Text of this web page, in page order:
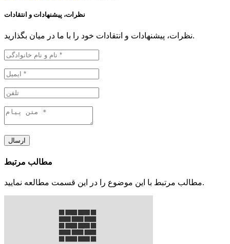
نظرات، پیشنهادات و انتقادات
نظرات، پیشنهادات و انتقادات خود را با ما در میان بگذارید.
ارسال
مطالب مرتبط
مطالب مرتبط با این موضوع را در این قسمت مطالعه نمایید.